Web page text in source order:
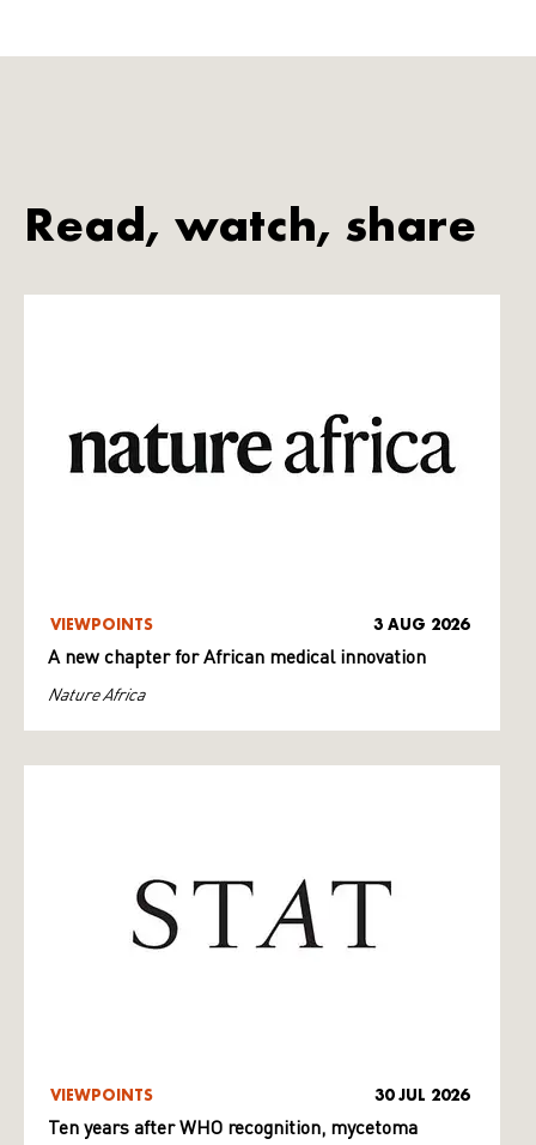
Read, watch, share
VIEWPOINTS 3 AUG 2026
A new chapter for African medical innovation
Nature Africa
VIEWPOINTS 30 JUL 2026
Ten years after WHO recognition, mycetoma